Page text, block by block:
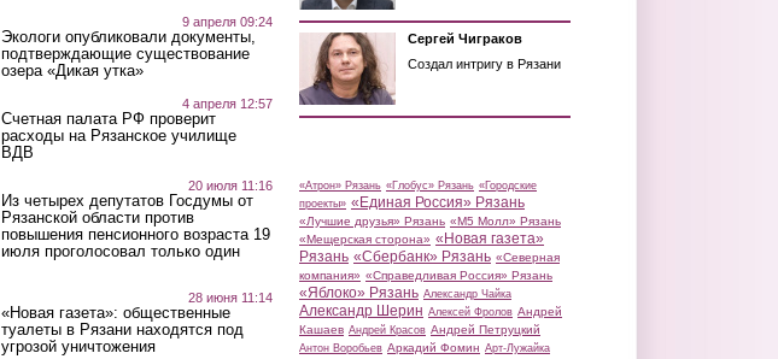
9 апреля 09:24
Экологи опубликовали документы,
подтверждающие существование
озера «Дикая утка»
4 апреля 12:57
Счетная палата РФ проверит
расходы на Рязанское училище
ВДВ
20 июля 11:16
Из четырех депутатов Госдумы от
Рязанской области против
повышения пенсионного возраста 19
июля проголосовал только один
28 июня 11:14
«Новая газета»: общественные
туалеты в Рязани находятся под
угрозой уничтожения
Сергей Чиграков
Создал интригу в Рязани
«Атрон» Рязань «Глобус» Рязань «Городские
проекты» «Единая Россия» Рязань
«Лучшие друзья» Рязань «М5 Молл» Рязань
«Мещерская сторона» «Новая газета»
Рязань «Сбербанк» Рязань «Северная
компания» «Справедливая Россия» Рязань
«Яблоко» Рязань Александр Чайка
Александр Шерин Алексей Фролов Андрей
Кашаев Андрей Красов Андрей Петруцкий
Антон Воробьев Аркадий Фомин Арт-Лужайка